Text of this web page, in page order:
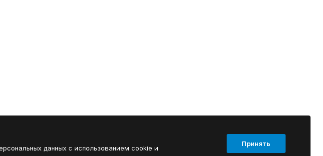
данных с использованием cookie и
Принять